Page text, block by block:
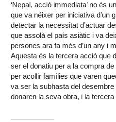
‘Nepal, acció immediata’ no és
que va néixer per iniciativa d’un
detectar la necessitat d’actuar
que assolà el país asiàtic i va
persones ara fa més d’un any i
Aquesta és la tercera acció que
ser el donatiu per a la compra
per acollir famílies que varen
va ser la subhasta del
donaren la seva obra, i la